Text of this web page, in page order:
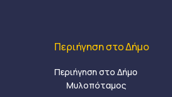
Περιήγηση στο Δήμο
Περιήγηση στο Δήμο
Μυλοπόταμος